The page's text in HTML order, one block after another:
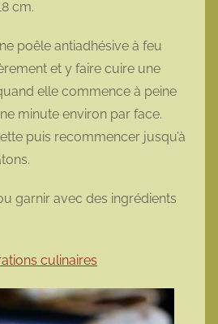
cm.
poêle antiadhésive à feu
et y faire cuire une
elle commence à peine
minute environ par face.
puis recommencer jusqu’à
garnir avec des ingrédients
culinaires